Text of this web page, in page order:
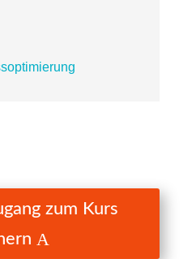
zum Kurs